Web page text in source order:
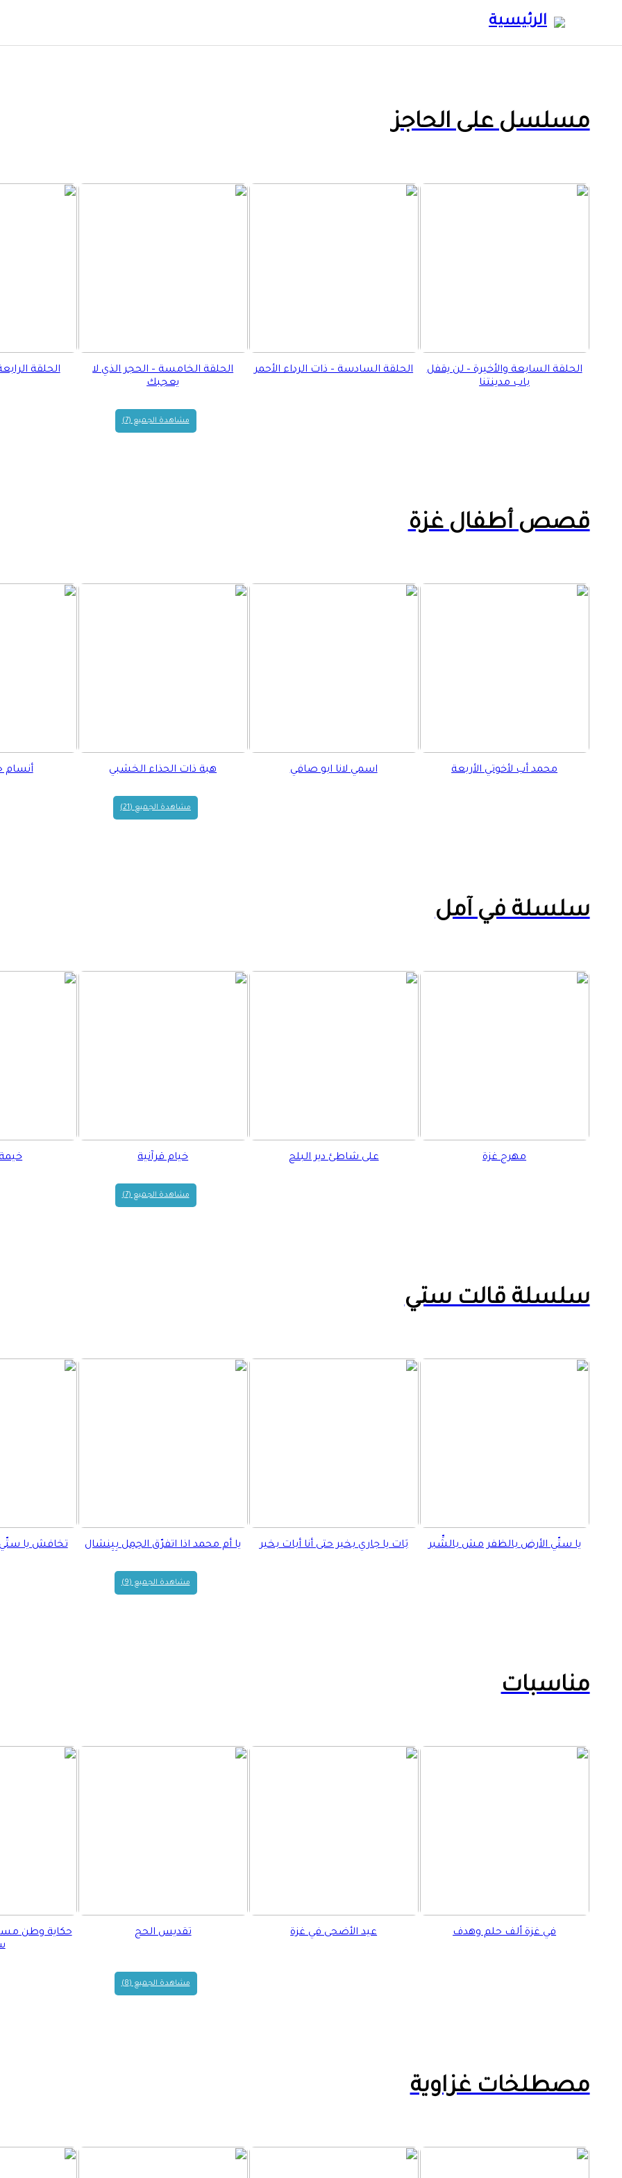
الرئيسية
مسلسل على الحاجز
الحلقة السابعة والأخيرة – لن يقفل
باب مدينتنا
الحلقة السادسة – ذات الرداء الأحمر
الحلقة الخامسة – الحجر الذي لا
يعجبك
الحلقة
مشاهدة الجميع (7)
قصص أطفال غزة
محمد أب لأخوتي الأربعة اسمي لانا ابو صافي هبة ذات الحذاء الخشبي
مشاهدة الجميع (21)
سلسلة في آمل
مهرج غزة على شاطئ دير البلح خيام قرآنية
مشاهدة الجميع (7)
سلسلة قالت ستي
يا ستّي الأرض بالظفر مش بالشِّبر بَات يا جاري بخير حتى أنا أبات بخير يا أم محمد اذا اتفرّق الحِمِل بِيِنشال تخافش يا ستّي
مشاهدة الجميع (9)
مناسبات
في غزة ألف حلم وهدف عيد الأضحى في غزة تقديس الحج
مشاهدة الجميع (8)
مصطلخات غزاوية